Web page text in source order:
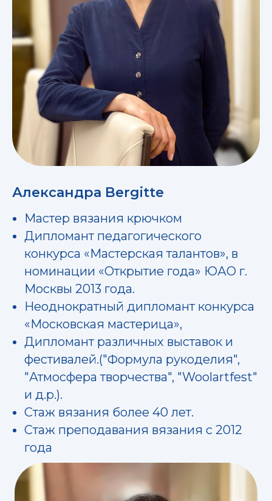
Александра Bergitte
Мастер вязания крючком
Дипломант педагогического
конкурса «Мастерская талантов», в
номинации «Открытие года» ЮАО г.
Москвы 2013 года.
Неоднократный дипломант конкурса
«Московская мастерица»,
Дипломант различных выставок и
фестивалей.("Формула рукоделия",
"Атмосфера творчества", "Woolartfest"
и д.р.).
Стаж вязания более 40 лет.
Стаж преподавания вязания с 2012
года